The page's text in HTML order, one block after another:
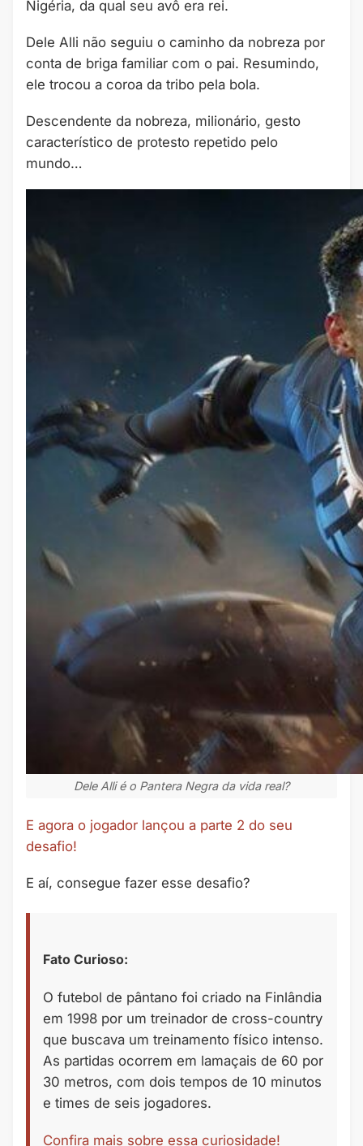
Nigéria, da qual seu avô era rei.
Dele Alli não seguiu o caminho da nobreza por
conta de briga familiar com o pai. Resumindo,
ele trocou a coroa da tribo pela bola.
Descendente da nobreza, milionário, gesto
característico de protesto repetido pelo
mundo…
Dele Alli é o Pantera Negra da vida real?
E agora o jogador lançou a parte 2 do seu
desafio!
E aí, consegue fazer esse desafio?
Fato Curioso:
O futebol de pântano foi criado na Finlândia
em 1998 por um treinador de cross-country
que buscava um treinamento físico intenso.
As partidas ocorrem em lamaçais de 60 por
30 metros, com dois tempos de 10 minutos
e times de seis jogadores.
Confira mais sobre essa curiosidade!